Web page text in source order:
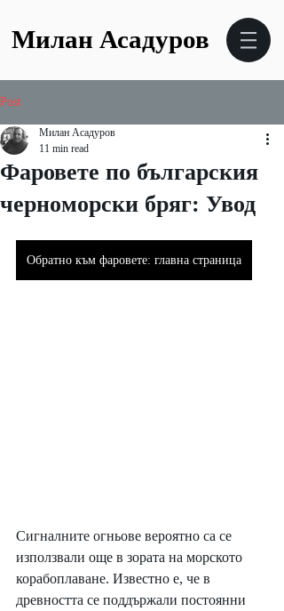
Милан Асадуров
Post
Фаровете по българския
черноморски бряг: Увод
Милан Асадуров
11 min read
Обратно към фаровете: главна страница
Сигналните огньове вероятно са се
използвали още в зората на морското
корабоплаване. Известно е, че в
древността се поддържали постоянни